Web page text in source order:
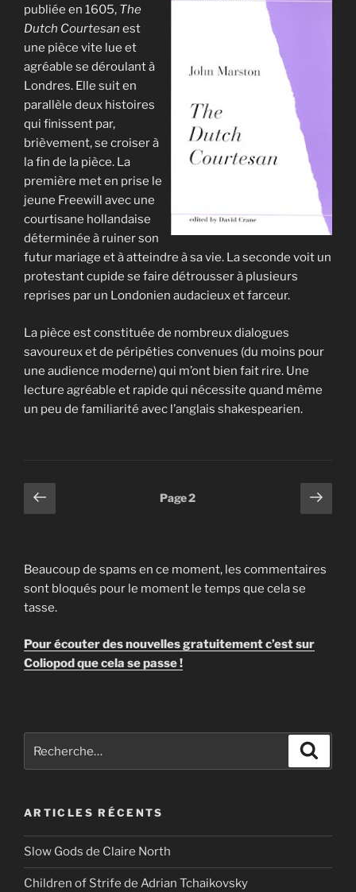
publiée en 1605, The
Dutch Courtesan est
une pièce vite lue et
agréable se déroulant à
Londres. Elle suit en
parallèle deux histoires
qui finissent par,
brièvement, se croiser à
la fin de la pièce. La
première met en prise le
jeune Freewill avec une
courtisane hollandaise
déterminée à ruiner son
futur mariage et à atteindre à sa vie. La seconde voit un
protestant cupide se faire détrousser à plusieurs
reprises par un Londonien audacieux et farceur.
La pièce est constituée de nombreux dialogues
savoureux et de péripéties convenues (du moins pour
une audience moderne) qui m’ont bien fait rire. Une
lecture agréable et rapide qui nécessite quand même
un peu de familiarité avec l’anglais shakespearien.
Pagination
des
Page
précédente
Page2
Page
Beaucoup de spams en ce moment, les commentaires
sont bloqués pour le moment le temps que cela se
tasse.
Pour écouter des nouvelles gratuitement c’est sur
Coliopod que cela se passe !
pour
ARTICLES RÉCENTS
Slow Gods de Claire North
Children of Strife de Adrian Tchaikovsky